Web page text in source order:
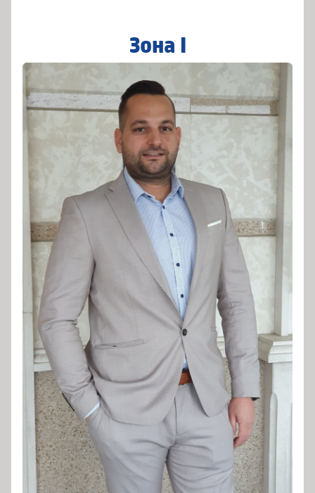
Зона І